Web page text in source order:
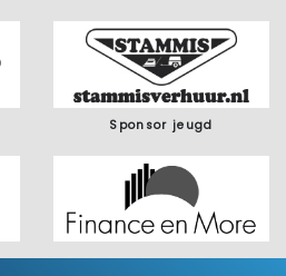
Sponsor jeugd